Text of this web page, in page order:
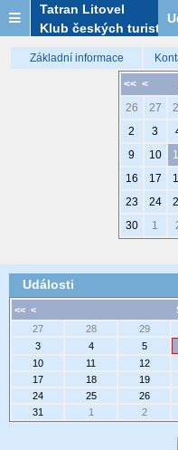
Tatran Litovel
Klub českých turistů
Základní informace
<< <
26
27
2
3
9
10
16
17
23
24
30
1
Události
<< <
27
28 29
3
4 5
10
11 12
17
18 19
24
25 26
31
1 2